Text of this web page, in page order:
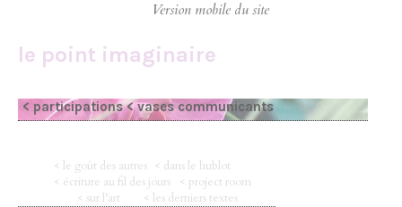
le point imaginaire
< participations< vases communicants
< le goût des autres < dans le hublot
< écriture au fil des jours
< project room
< sur l’art
< les derniers textes